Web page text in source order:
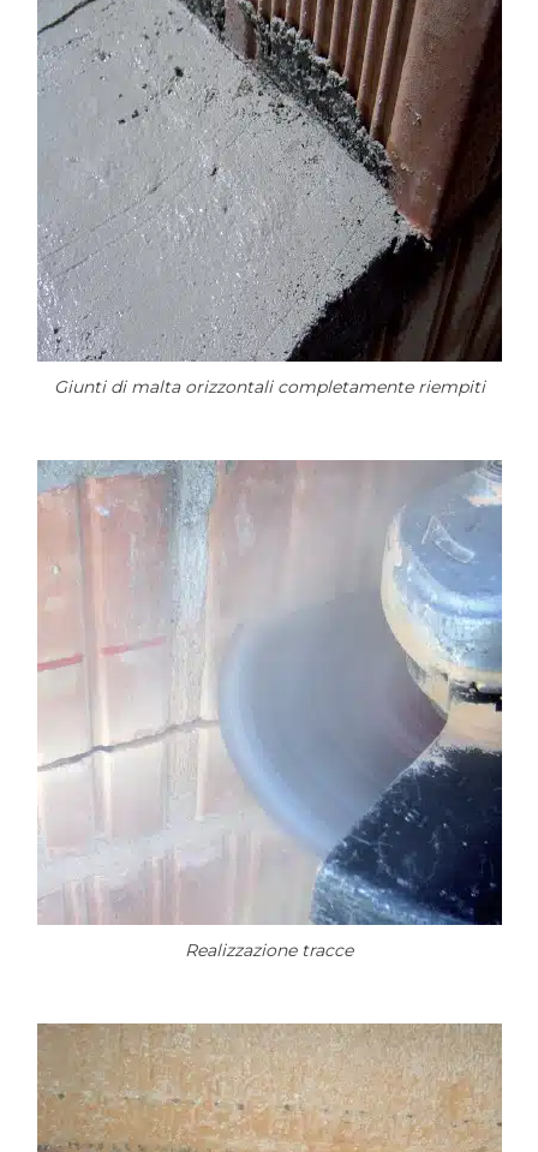
Giunti di malta orizzontali completamente riempiti
Realizzazione tracce